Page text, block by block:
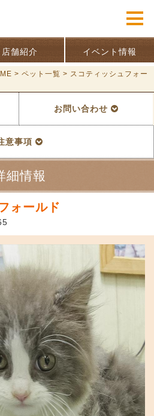
店舗紹介 イベント情報
> ペット一覧 > スコティッシュフォー
お問い合わせ
意事項
細情報
ォールド